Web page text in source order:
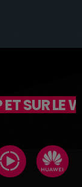
SUR LE